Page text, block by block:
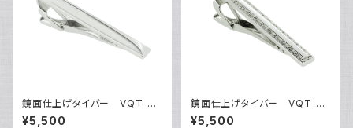
鏡面仕上げタイバー VQT-03
03
¥5,500
鏡面仕上げタイバー VQT-03
04
¥5,500